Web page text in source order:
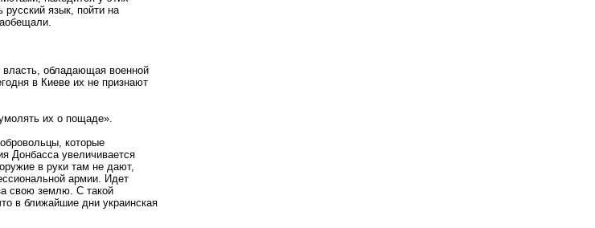
русский язык, пойти на
власть, обладающая военной
в Киеве их не признают
их о пощаде».
которые
Донбасса увеличивается
в руки там не дают,
армии. Идет
свою землю. С такой
в ближайшие дни украинская